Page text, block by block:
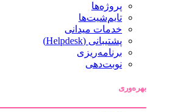
پروژه‌ها
تایم‌شیت‌ها
خدمات میدانی
پشتیبانی (Helpdesk)
برنامه‌ریزی
نوبت‌دهی
بهره‌وری